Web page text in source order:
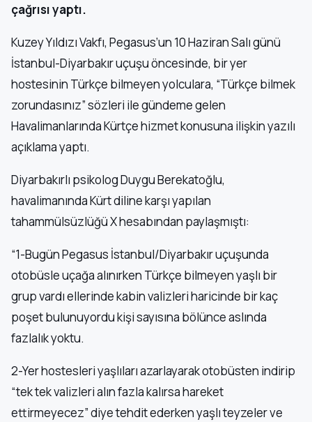
çağrısı yaptı.
Kuzey Yıldızı Vakfı, Pegasus’un 10 Haziran Salı günü
İstanbul-Diyarbakır uçuşu öncesinde, bir yer
hostesinin Türkçe bilmeyen yolculara, “Türkçe bilmek
zorundasınız” sözleri ile gündeme gelen
Havalimanlarında Kürtçe hizmet konusuna ilişkin yazılı
açıklama yaptı.
Diyarbakırlı psikolog Duygu Berekatoğlu,
havalimanında Kürt diline karşı yapılan
tahammülsüzlüğü X hesabından paylaşmıştı:
“1-Bugün Pegasus İstanbul/Diyarbakır uçuşunda
otobüsle uçağa alınırken Türkçe bilmeyen yaşlı bir
grup vardı ellerinde kabin valizleri haricinde bir kaç
poşet bulunuyordu kişi sayısına bölünce aslında
fazlalık yoktu.
2-Yer hostesleri yaşlıları azarlayarak otobüsten indirip
“tek tek valizleri alın fazla kalırsa hareket
ettirmeyecez” diye tehdit ederken yaşlı teyzeler ve